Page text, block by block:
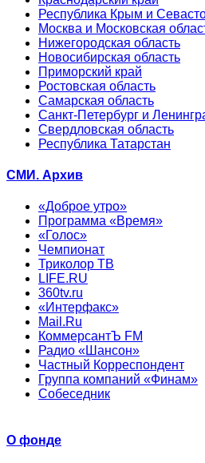
Республика Крым и
Москва и Московская
Нижегородская область
Новосибирская область
Приморский край
Ростовская область
Самарская область
Санкт-Петербург и
Свердловская область
Республика Татарстан
СМИ. Архив
«Доброе утро»
Программа «Время»
«Голос»
Чемпионат
Триколор ТВ
LIFE.RU
360tv.ru
«Интерфакс»
Mail.Ru
КоммерсантЪ FM
Радио «Шансон»
Частный Корреспондент
Группа компаний «Финам»
Собеседник
О фонде